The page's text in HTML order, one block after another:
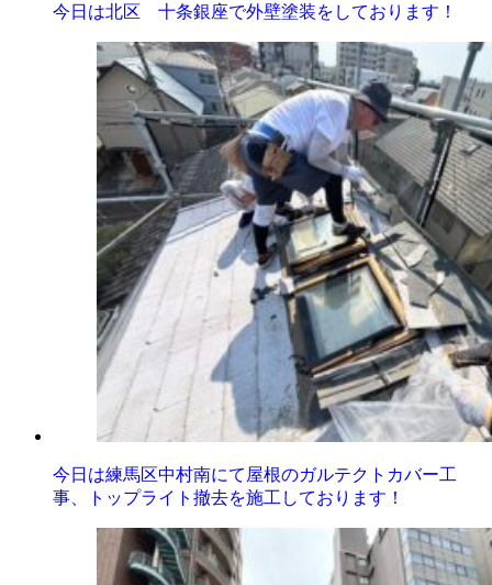
今日は北区 十条銀座で外壁塗装をしております！
今日は練馬区中村南にて屋根のガルテクトカバー工
事、トップライト撤去を施工しております！